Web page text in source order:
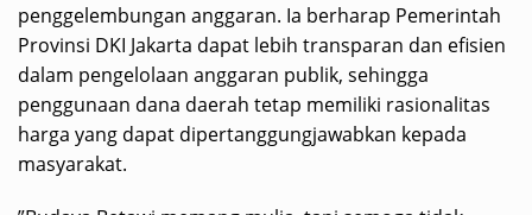
penggelembungan anggaran. Ia berharap Pemerintah
Provinsi DKI Jakarta dapat lebih transparan dan efisien
dalam pengelolaan anggaran publik, sehingga
penggunaan dana daerah tetap memiliki rasionalitas
harga yang dapat dipertanggungjawabkan kepada
masyarakat.